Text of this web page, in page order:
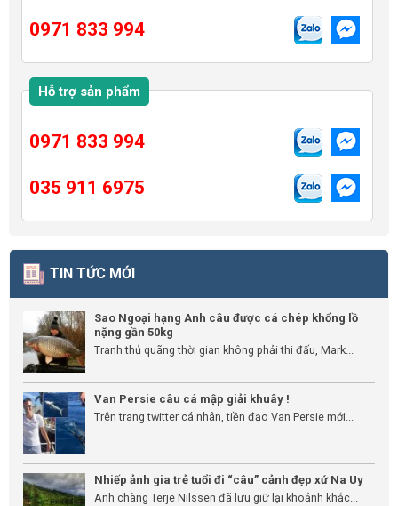
0971 833 994
Hỗ trợ sản phẩm
0971 833 994
035 911 6975
TIN TỨC MỚI
Sao Ngoại hạng Anh câu được cá chép khổng lồ
nặng gần 50kg
Tranh thủ quãng thời gian không phải thi đấu, Mark...
Van Persie câu cá mập giải khuây !
Trên trang twitter cá nhân, tiền đạo Van Persie mới...
Nhiếp ảnh gia trẻ tuổi đi “câu” cảnh đẹp xứ Na Uy
Anh chàng Terje Nilssen đã lưu giữ lại khoảnh khắc...